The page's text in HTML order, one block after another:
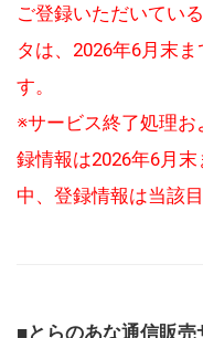
ご登録いただいてい
タは、2026年6月末
す。
※サービス終了処理
録情報は2026年6月
中、登録情報は当該
■とらのあな通信販